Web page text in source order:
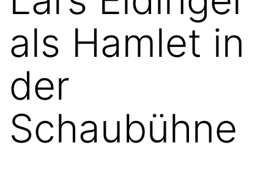
als Hamlet in
der
Schaubühne